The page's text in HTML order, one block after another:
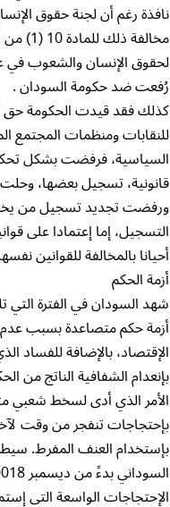
نافذة رغم أن لجنة حقوق
مخالفة
لحقوق الإنسان والشعوب في
رُفعت ضد حكومة السودان .
كذلك فقد قيدت الحكومة حق
للنقابات ومنظمات المجتمع
السياسية، فرفضت بشكل
قانونية، تسجيل بعضها،
ورفضت تجديد تسجيل من
التسجيل، إما إعتمادا على
أحيانا بالمخالفة للقوانين
أزمة الحكم
شهد السودان في الفترة
أزمة حكم متصاعدة بسبب عدم
الإقتصاد، بالإضافة للفساد
بإنعدام الشفافية الناتج من
الأمر الذي أدى لسخط شعبي
بإحتجاجات تنفجر من وقت
بإستخدام العنف المفرط.
الإحتجاجات الواسعة التي